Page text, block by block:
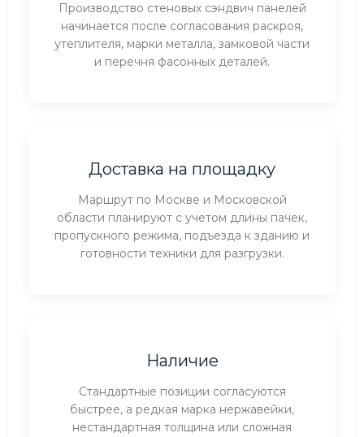
Производство стеновых сэндвич панелей
начинается после согласования раскроя,
утеплителя, марки металла, замковой части
и перечня фасонных деталей.
Доставка на площадку
Маршрут по Москве и Московской
области планируют с учетом длины пачек,
пропускного режима, подъезда к зданию и
готовности техники для разгрузки.
Наличие
Стандартные позиции согласуются
быстрее, а редкая марка нержавейки,
нестандартная толщина или сложная